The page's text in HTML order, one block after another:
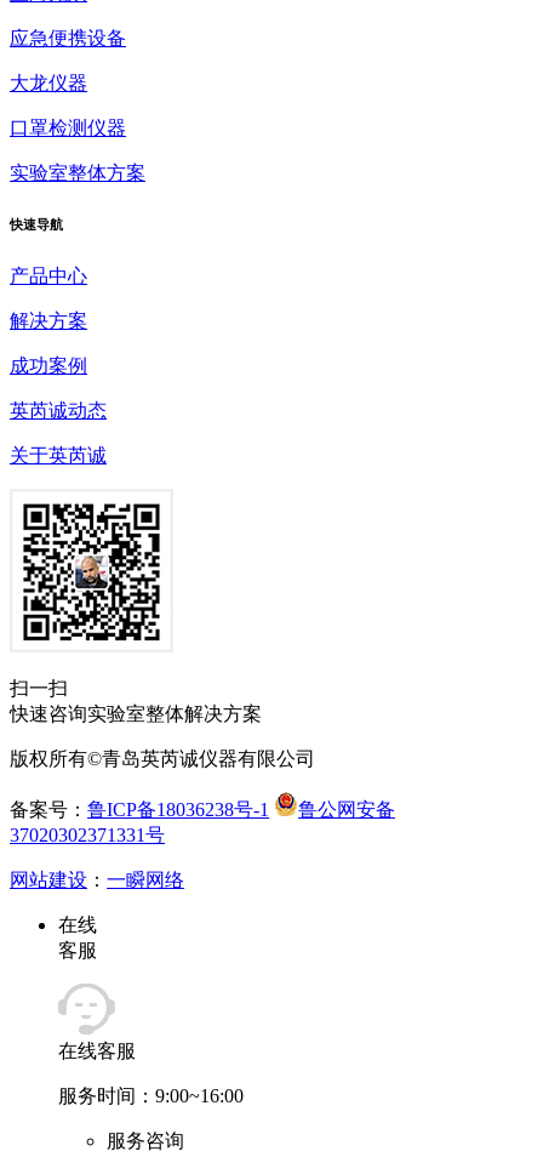
应急便携设备
大龙仪器
口罩检测仪器
实验室整体方案
快速导航
产品中心
解决方案
成功案例
英芮诚动态
关于英芮诚
扫一扫
快速咨询实验室整体解决方案
版权所有©青岛英芮诚仪器有限公司
备案号： 鲁ICP备18036238号-1
鲁公网安备
37020302371331号
网站建设 ： 一瞬网络
在线
客服
在线客服
服务时间：9:00~16:00
服务咨询